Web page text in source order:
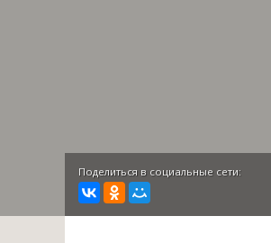
Поделиться в социальные сети: